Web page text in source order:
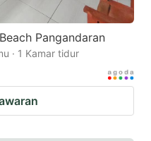
Pangandaran
· 1 Kamar tidur